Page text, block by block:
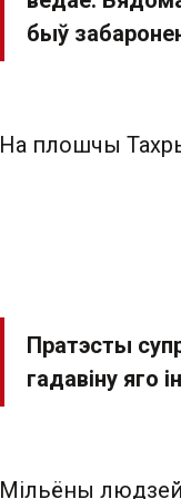
быў
На плошчы
Пратэсты
гадавіну яго
Мільёны людзей